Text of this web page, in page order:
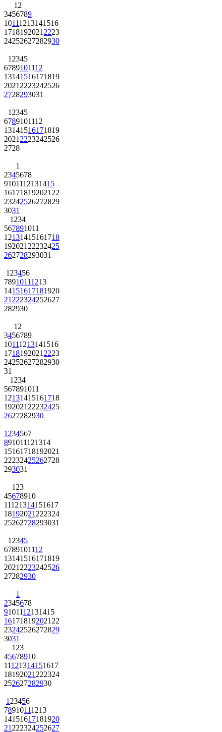
1 2
3456789
10111213141516
1718192021 2223
24252627282930
1 2345
6789101112
13141516171819
2021 2223242526
2728293031
1 2345
6789101112
13141516171819
2021 2223242526
2728
1
2345678
9101112131415
161718192021 22
23242526272829
3031
1 234
567891011
12131415161718
192021 22232425
262728293031
1 23456
78910111213
14151617181920
21 222324252627
282930
1 2
3456789
10111213141516
1718192021 2223
24252627282930
31
1 234
567891011
12131415161718
192021 22232425
2627282930
1 234567
891011121314
15161718192021
22232425262728
293031
1 23
45678910
11121314151617
18192021 222324
25262728293031
1 2345
6789101112
13141516171819
2021 2223242526
27282930
1
2345678
9101112131415
161718192021 22
23242526272829
3031
1 23
45678910
11121314151617
18192021 222324
252627282930
1 23456
78910111213
14151617181920
21 222324252627